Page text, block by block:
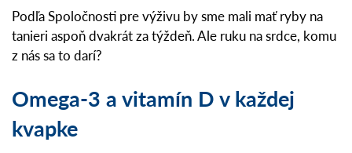
Podľa Spoločnosti pre výživu by sme mali mať ryby na
tanieri aspoň dvakrát za týždeň. Ale ruku na srdce, komu
z nás sa to darí?
Omega-3 a vitamín D v každej
kvapke